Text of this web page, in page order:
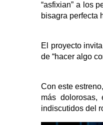
“asfixian” a los
bisagra perfecta
El proyecto
de “hacer algo
Con este
más
indiscutidos del